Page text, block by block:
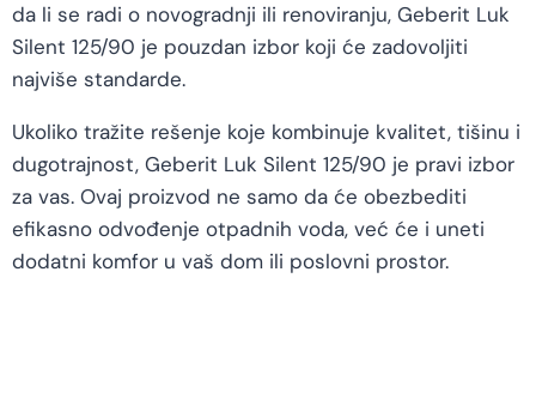
da li se radi o novogradnji ili renoviranju, Geberit Luk
Silent 125/90 je pouzdan izbor koji će zadovoljiti
najviše standarde.
Ukoliko tražite rešenje koje kombinuje kvalitet, tišinu i
dugotrajnost, Geberit Luk Silent 125/90 je pravi izbor
za vas. Ovaj proizvod ne samo da će obezbediti
efikasno odvođenje otpadnih voda, već će i uneti
dodatni komfor u vaš dom ili poslovni prostor.